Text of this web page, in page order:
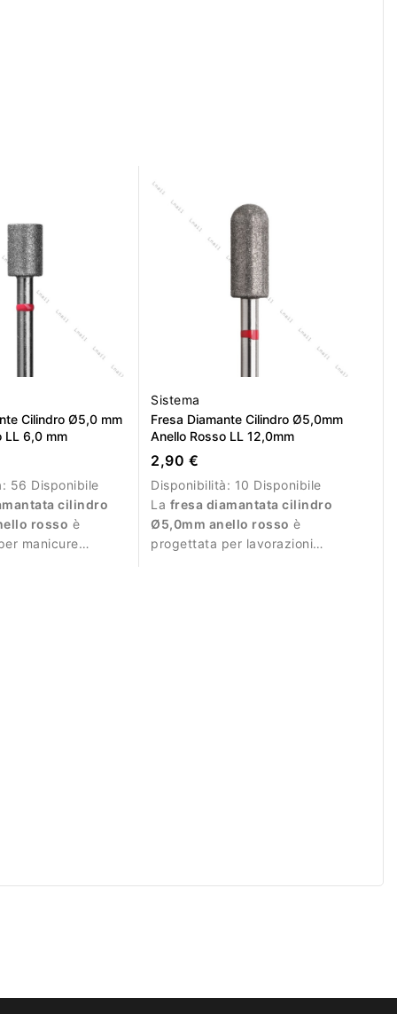
Cilindro Ø5,0 mm
LL 6,0 mm
56 Disponibile
cilindro
rosso è
manicure
Sistema
Fresa Diamante Cilindro Ø5,0mm
Anello Rosso LL 12,0mm
2,90 €
Disponibilità: 10 Disponibile
La fresa diamantata cilindro
Ø5,0mm anello rosso è
progettata per lavorazioni